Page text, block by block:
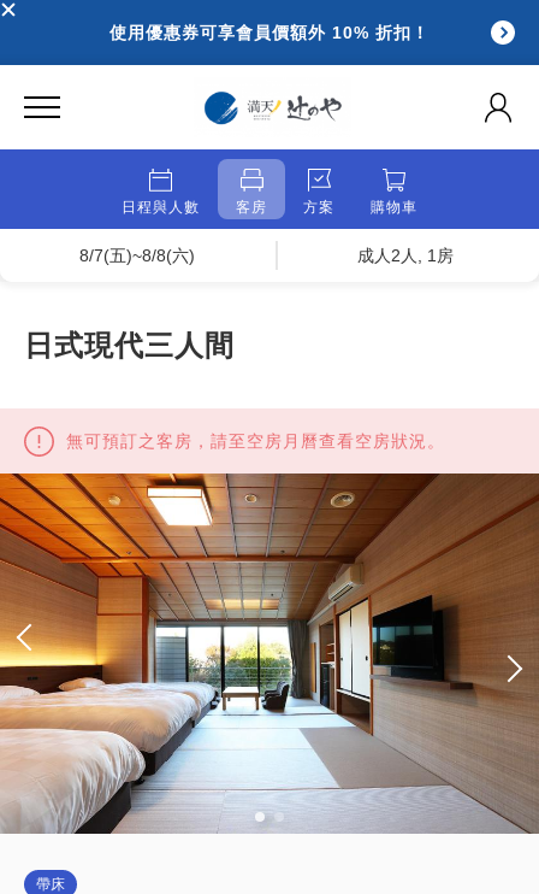
使用優惠券可享會員價額外 10% 折扣！
日程與人數 客房 方案 購物車
8/7(五)~8/8(六) 成人2人, 1房
日式現代三人間
無可預訂之客房，請至空房月曆查看空房狀況。
帶床